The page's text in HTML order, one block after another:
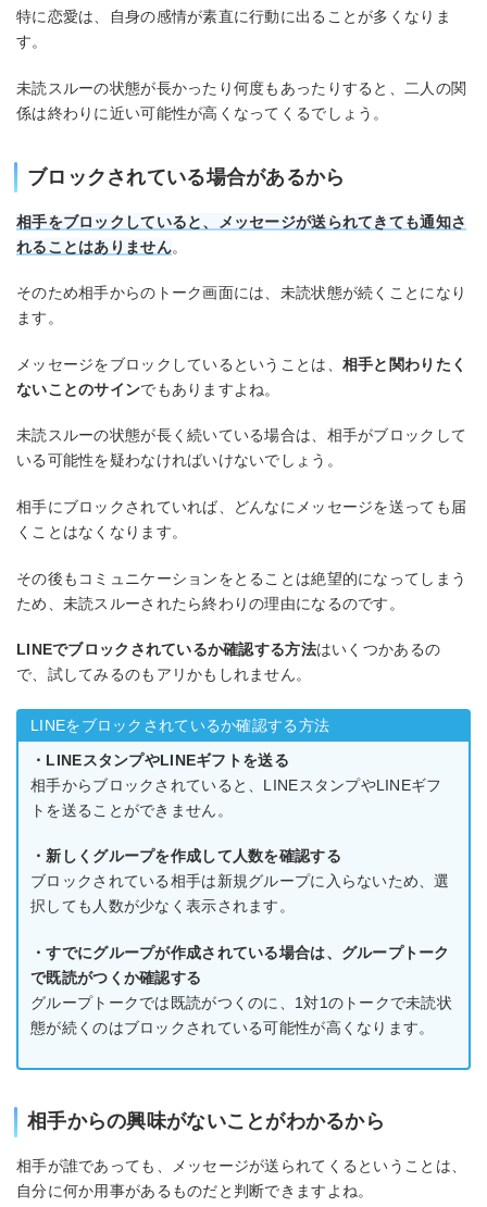
特に恋愛は、自身の感情が素直に行動に出ることが多くなりま
す。
未読スルーの状態が長かったり何度もあったりすると、二人の関
係は終わりに近い可能性が高くなってくるでしょう。
ブロックされている場合があるから
相手をブロックしていると、メッセージが送られてきても通知さ
れることはありません。
そのため相手からのトーク画面には、未読状態が続くことになり
ます。
メッセージをブロックしているということは、 相手と関わりたく
ないことのサインでもありますよね。
未読スルーの状態が長く続いている場合は、相手がブロックして
いる可能性を疑わなければいけないでしょう。
相手にブロックされていれば、どんなにメッセージを送っても届
くことはなくなります。
その後もコミュニケーションをとることは絶望的になってしまう
ため、未読スルーされたら終わりの理由になるのです。
LINEでブロックされているか確認する方法はいくつかあるの
で、試してみるのもアリかもしれません。
LINEをブロックされているか確認する方法
・LINEスタンプやLINEギフトを送る
相手からブロックされていると、LINEスタンプやLINEギフ
トを送ることができません。
・新しくグループを作成して人数を確認する
ブロックされている相手は新規グループに入らないため、選
択しても人数が少なく表示されます。
・すでにグループが作成されている場合は、グループトーク
で既読がつくか確認する
グループトークでは既読がつくのに、1対1のトークで未読状
態が続くのはブロックされている可能性が高くなります。
相手からの興味がないことがわかるから
相手が誰であっても、メッセージが送られてくるということは、
自分に何か用事があるものだと判断できますよね。